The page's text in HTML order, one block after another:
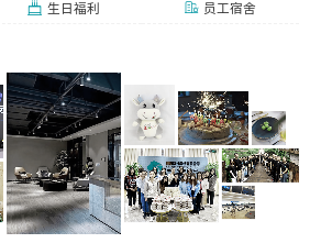
生日福利 员工宿舍